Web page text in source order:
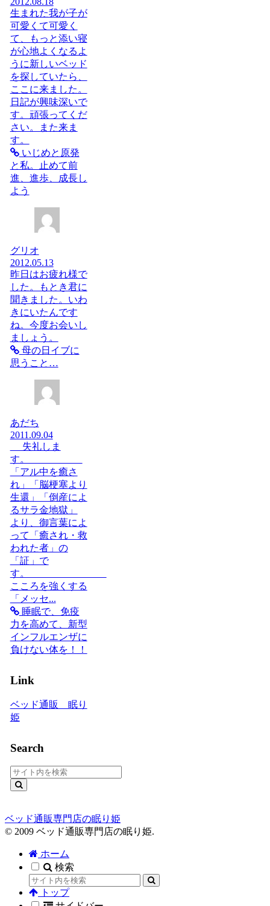
生まれた我が子が
可愛くて可愛く
て、もっと添い寝
が心地よくなるよ
うに新しいベッド
を探していたら、
ここに来ました。
日記が興味深いで
す。頑張ってくだ
さい。また来ま
す。
いじめと原発
と私。止めて前
進、進歩、成長し
よう
グリオ
2012.05.13
昨日はお疲れ様で
した。もとき君に
聞きました。いわ
きにいたんです
ね。今度お会いし
ましょう。
母の日イブに
思うこと…
あだち
2011.09.04
失礼しま
す。
「アル中を癒さ
れ」「脳梗塞より
生還」「倒産によ
るサラ金地獄」
より、御言葉によ
って「癒され・救
われた者」の
「証」で
す。
こころを強くする
「メッセ...
睡眠で、免疫
力を高めて、新型
インフルエンザに
負けない体を！！
Link
ベッド通販 眠り
姫
Search
ベッド通販専門店の眠り姫
© 2009 ベッド通販専門店の眠り姫.
ホーム
検索
トップ